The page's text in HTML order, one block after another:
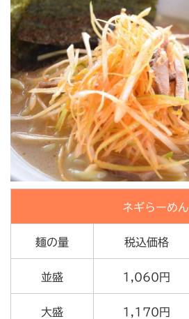
ネギらーめん
麺の量 税込価格
並盛 1,060円
大盛 1,170円